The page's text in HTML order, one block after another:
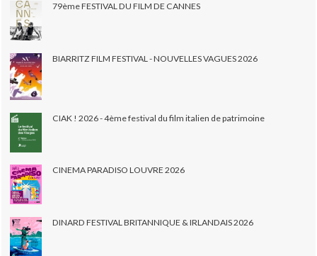
79ème FESTIVAL DU FILM DE CANNES
BIARRITZ FILM FESTIVAL - NOUVELLES VAGUES 2026
CIAK ! 2026 - 4ème festival du film italien de patrimoine
CINEMA PARADISO LOUVRE 2026
DINARD FESTIVAL BRITANNIQUE & IRLANDAIS 2026